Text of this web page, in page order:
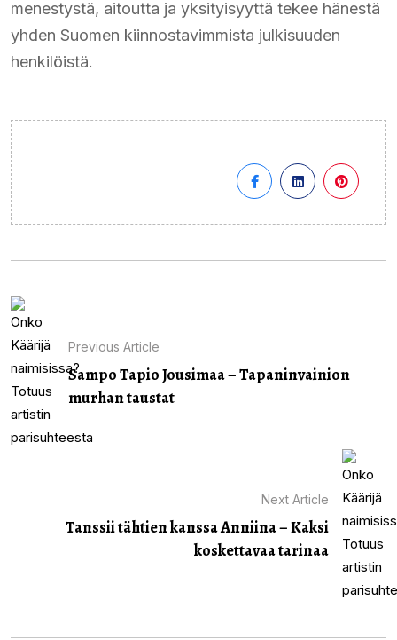
menestystä, aitoutta ja yksityisyyttä tekee hänestä
yhden Suomen kiinnostavimmista julkisuuden
henkilöistä.
Previous Article
Sampo Tapio Jousimaa – Tapaninvainion
murhan taustat
Next Article
Tanssii tähtien kanssa Anniina – Kaksi
koskettavaa tarinaa